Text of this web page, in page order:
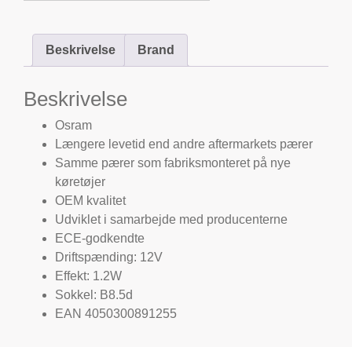
Beskrivelse Brand
Beskrivelse
Osram
Længere levetid end andre aftermarkets pærer
Samme pærer som fabriksmonteret på nye
køretøjer
OEM kvalitet
Udviklet i samarbejde med producenterne
ECE-godkendte
Driftspænding: 12V
Effekt: 1.2W
Sokkel: B8.5d
EAN 4050300891255